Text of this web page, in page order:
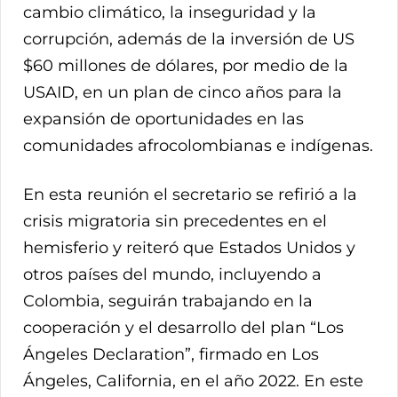
cambio climático, la inseguridad y la
corrupción, además de la inversión de US
$60 millones de dólares, por medio de la
USAID, en un plan de cinco años para la
expansión de oportunidades en las
comunidades afrocolombianas e indígenas.
En esta reunión el secretario se refirió a la
crisis migratoria sin precedentes en el
hemisferio y reiteró que Estados Unidos y
otros países del mundo, incluyendo a
Colombia, seguirán trabajando en la
cooperación y el desarrollo del plan “Los
Ángeles Declaration”, firmado en Los
Ángeles, California, en el año 2022. En este